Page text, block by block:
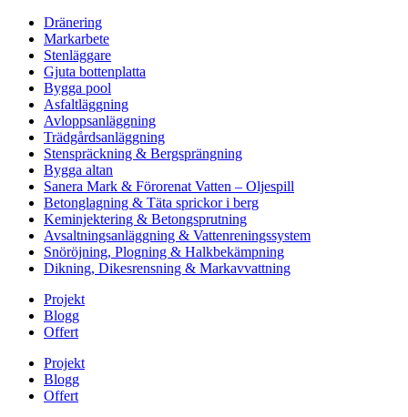
Dränering
Markarbete
Stenläggare
Gjuta bottenplatta
Bygga pool
Asfaltläggning
Avloppsanläggning
Trädgårdsanläggning
Stenspräckning & Bergsprängning
Bygga altan
Sanera Mark & Förorenat Vatten – Oljespill
Betonglagning & Täta sprickor i berg
Keminjektering & Betongsprutning
Avsaltningsanläggning & Vattenreningssystem
Snöröjning, Plogning & Halkbekämpning
Dikning, Dikesrensning & Markavvattning
Projekt
Blogg
Offert
Projekt
Blogg
Offert